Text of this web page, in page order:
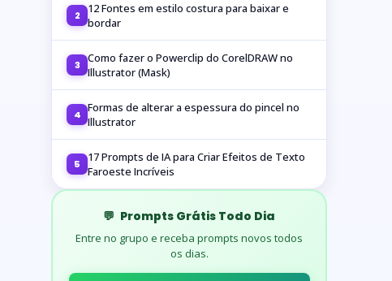
2
12 Fontes em estilo costura para baixar e
bordar
3 Como fazer o Powerclip do CorelDRAW no
Illustrator (Mask)
4 Formas de alterar a espessura do pincel no
Illustrator
5
17 Prompts de IA para Criar Efeitos de Texto
Faroeste Incríveis
💬 Prompts Grátis Todo Dia
Entre no grupo e receba prompts novos todos
os dias.